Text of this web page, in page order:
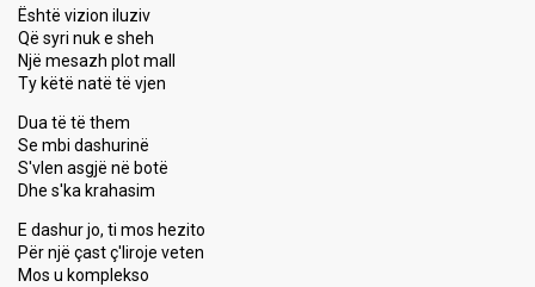
Është vizion iluziv
Që syri nuk e sheh
Një mesazh plot mall
Ty këtë natë të vjen
Dua të të them
Se mbi dashurinë
S'vlen asgjë në botë
Dhe s'ka krahasim
E dashur jo, ti mos hezito
Për një çast ç'liroje veten
Mos u komplekso